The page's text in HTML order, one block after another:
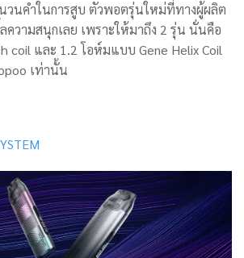
วนคำในการสูบ ตัวพอตรุ่นใหม่ที่ทางผู้ผลิต
วามสนุกเลย เพราะให้มาถึง 2 รุ่น นั่นคือ
coil และ 1.2 โอห์มแบบ Gene Helix Coil
เท่านั้น